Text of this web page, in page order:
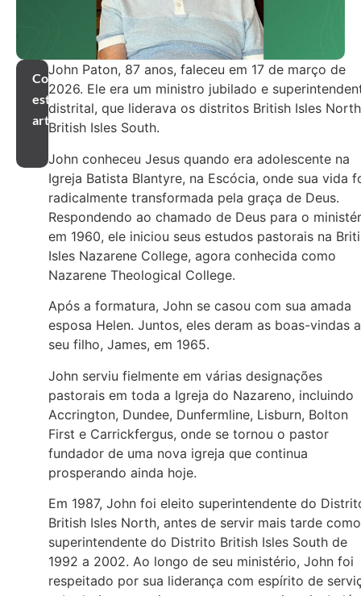
Compartilhar
este
artigo
John Paton, 87 anos, faleceu em 17 de março de
2026. Ele era um ministro jubilado e
distrital, que liderava os distritos British Isles
British Isles South.
John conheceu Jesus quando era adolescente na
Igreja Batista Blantyre, na Escócia, onde sua vida
radicalmente transformada pela graça de Deus.
Respondendo ao chamado de Deus para o
em 1960, ele iniciou seus estudos pastorais na
Isles Nazarene College, agora conhecida como
Nazarene Theological College.
Após a formatura, John se casou com sua amada
esposa Helen. Juntos, eles deram as boas-vindas
seu filho, James, em 1965.
John serviu fielmente em várias designações
pastorais em toda a Igreja do Nazareno, incluindo
Accrington, Dundee, Dunfermline, Lisburn, Bolton
First e Carrickfergus, onde se tornou o pastor
fundador de uma nova igreja que continua
prosperando ainda hoje.
Em 1987, John foi eleito superintendente do
British Isles North, antes de servir mais tarde como
superintendente do Distrito British Isles South de
1992 a 2002. Ao longo de seu ministério, John foi
respeitado por sua liderança com espírito de